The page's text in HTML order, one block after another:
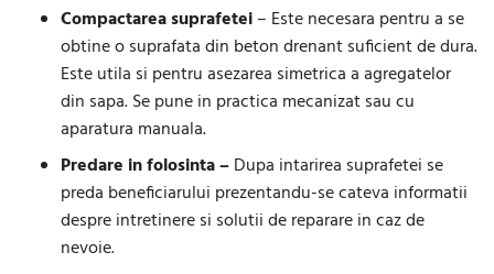
Compactarea suprafetei– Este necesara pentru a se
obtine o suprafata din beton drenant suficient de dura.
Este utila si pentru asezarea simetrica a agregatelor
din sapa. Se pune in practica mecanizat sau cu
aparatura manuala.
Predare in folosinta –Dupa intarirea suprafetei se
preda beneficiarului prezentandu-se cateva informatii
despre intretinere si solutii de reparare in caz de
nevoie.